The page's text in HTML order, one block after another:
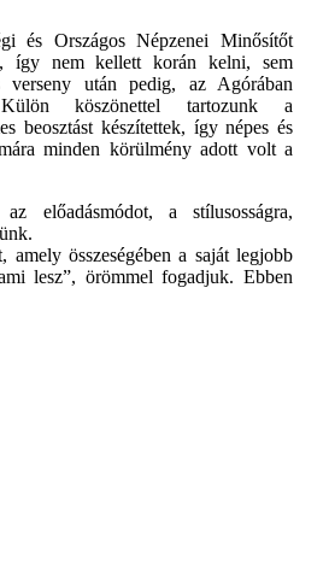
és Országos Népzenei Minősítőt
így nem kellett korán kelni, sem
verseny után pedig, az Agórában
köszönettel tartozunk a
beosztást készítettek, így népes és
minden körülmény adott volt a
az előadásmódot, a stílusosságra,
összeségében a saját legjobb
lesz”, örömmel fogadjuk. Ebben